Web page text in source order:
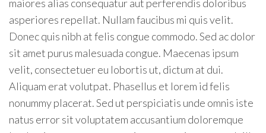
maiores alias consequatur aut perferendis doloribus
asperiores repellat. Nullam faucibus mi quis velit.
Donec quis nibh at felis congue commodo. Sed ac dolor
sit amet purus malesuada congue. Maecenas ipsum
velit, consectetuer eu lobortis ut, dictum at dui.
Aliquam erat volutpat. Phasellus et lorem id felis
nonummy placerat. Sed ut perspiciatis unde omnis iste
natus error sit voluptatem accusantium doloremque